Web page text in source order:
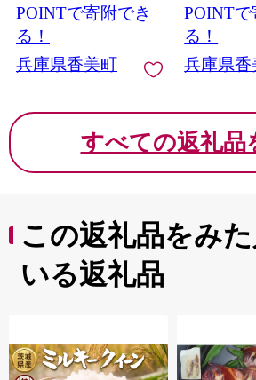
かに 蟹 急速 冷凍 生
ベニズワイガニ しゃ
ぶしゃぶ 刺身 かにす
き 焼きガニ かに鍋 姿
ランキング ふるさと
納税 返礼品 本場 香住
兵庫県 香美町 日本海
フーズ 07-136
POINTで寄附でき
る！
兵庫県香美町
愛宕 梨 な
フルーツ
甘い みず
実 果物 新
美町 香住
12-24
POINTで
る！
兵庫県香
すべての返礼品
この返礼品をみ
いる返礼品